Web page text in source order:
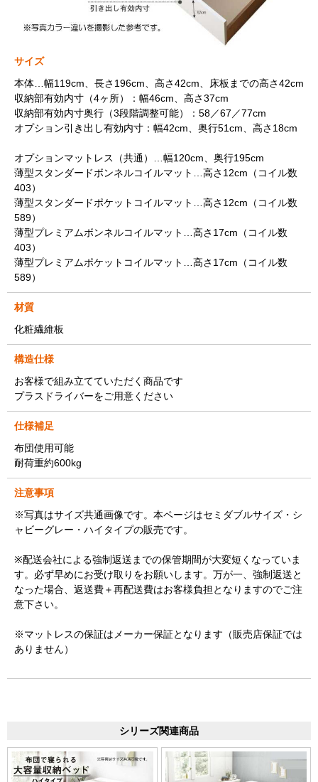
サイズ
本体…幅119cm、長さ196cm、高さ42cm、床板までの高さ42cm
収納部有効内寸（4ヶ所）：幅46cm、高さ37cm
収納部有効内寸奥行（3段階調整可能）：58／67／77cm
オプション引き出し有効内寸：幅42cm、奥行51cm、高さ18cm
オプションマットレス（共通）…幅120cm、奥行195cm
薄型スタンダードボンネルコイルマット…高さ12cm（コイル数
403）
薄型スタンダードポケットコイルマット…高さ12cm（コイル数
589）
薄型プレミアムボンネルコイルマット…高さ17cm（コイル数
403）
薄型プレミアムポケットコイルマット…高さ17cm（コイル数
589）
材質
化粧繊維板
構造仕様
お客様で組み立てていただく商品です
プラスドライバーをご用意ください
仕様補足
布団使用可能
耐荷重約600kg
注意事項
※写真はサイズ共通画像です。本ページはセミダブルサイズ・シ
ャビーグレー・ハイタイプの販売です。
※配送会社による強制返送までの保管期間が大変短くなっていま
す。必ず早めにお受け取りをお願いします。万が一、強制返送と
なった場合、返送費＋再配送費はお客様負担となりますのでご注
意下さい。
※マットレスの保証はメーカー保証となります（販売店保証では
ありません）
シリーズ関連商品